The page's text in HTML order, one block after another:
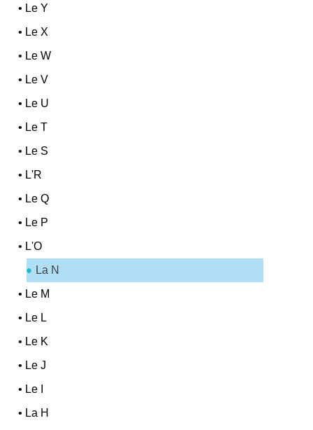
• Le Y
• Le X
• Le W
• Le V
• Le U
• Le T
• Le S
• L'R
• Le Q
• Le P
• L'O
La N
• Le M
• Le L
• Le K
• Le J
• Le I
• La H